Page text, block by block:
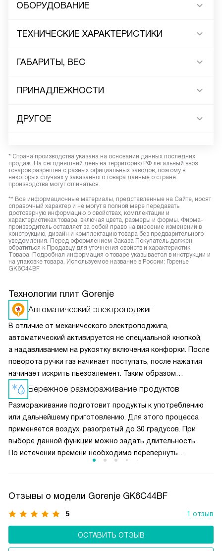
ОБОРУДОВАНИЕ
ТЕХНИЧЕСКИЕ ХАРАКТЕРИСТИКИ
ГАБАРИТЫ, ВЕС
ПРИНАДЛЕЖНОСТИ
ДРУГОЕ
* Страна производства указана на основании данных последних
продаж. На сегодняшний день на территорию РФ легальный ввоз
товаров разрешен с разных официальных заводов, поэтому в
некоторых случаях у заказанного товара данные о стране
производства могут отличаться.
** Все информационные материалы, представленные на Сайте, носят
справочный характер и не могут в полной мере передавать
достоверную информацию о свойствах, комплектации и
характеристиках товара, включая цвета, размеры и формы. Фирма-
производитель оставляет за собой право на внесение изменений в
конструкцию, дизайн и комплектацию товара без предварительного
уведомления. Перед оформлением Заказа Покупатель должен
обратиться к Продавцу для уточнения свойств и характеристик
Товара. Подробная информация о товаре указывается в инструкции и
на упаковке товара. Используемое название в России: Горенье
GK6C44BF
Технологии плит Gorenje
Автоматический электроподжиг
В отличие от механического электроподжига,
автоматический активируется не специальной кнопкой,
а надавливанием на рукоятку включения конфорки. После
поворота ручки газ начинает поступать, после нажатия
начинает искрить пьезоэлемент. Таким образом
вы получаете пламя движением одной руки, что важно
для безопасности и попросту удобно.
Бережное размораживание продуктов
Размораживание подготовит продукты к употреблению
или дальнейшему приготовлению. Для этого процесса
применяется воздух, разогретый до 30 градусов. При
выборе данной функции можно задать длительность.
По истечении времени необходимо перевернуть
Отзывы о модели Gorenje GK6C44BF
5 1 отзыв
ОСТАВИТЬ ОТЗЫВ